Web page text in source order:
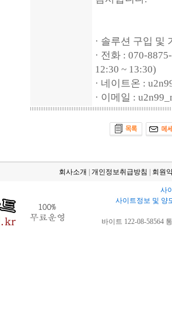
· 솔루션 구입 및
· 전화 : 070-
12:30 ~ 13:30)
· 네이트온 :
· 이메일 :
회사소개 개인정보취급방침 회원
사
사이트정보 및 양
바이트 122-08-58564